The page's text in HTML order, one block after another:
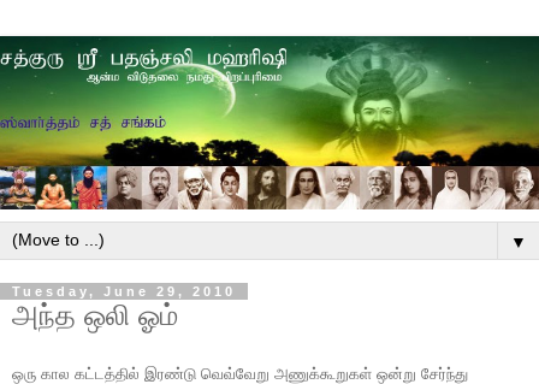
▼
Tuesday, June 29, 2010
அந்த ஒலி ஓம்
ஒரு கால கட்டத்தில் இரண்டு வெவ்வேறு அணுக்கூறுகள் ஒன்று சேர்ந்து